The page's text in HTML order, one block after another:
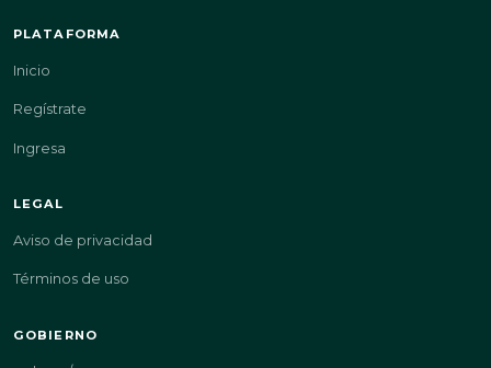
PLATAFORMA
Inicio
Regístrate
Ingresa
LEGAL
Aviso de privacidad
Términos de uso
GOBIERNO